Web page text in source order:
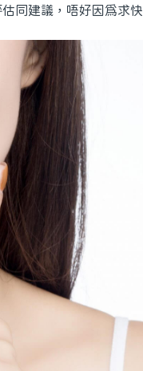
同建議，唔好因爲求快